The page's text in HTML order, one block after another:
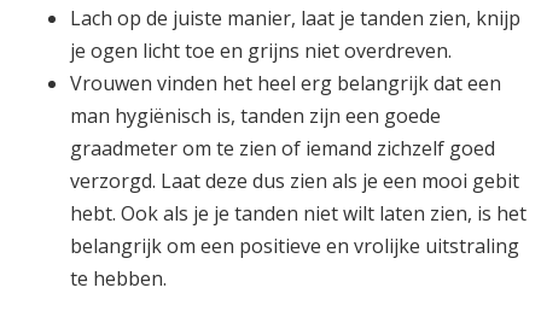
Lach op de juiste manier, laat je tanden zien, knijp
je ogen licht toe en grijns niet overdreven.
Vrouwen vinden het heel erg belangrijk dat een
man hygiënisch is, tanden zijn een goede
graadmeter om te zien of iemand zichzelf goed
verzorgd. Laat deze dus zien als je een mooi gebit
hebt. Ook als je je tanden niet wilt laten zien, is het
belangrijk om een positieve en vrolijke uitstraling
te hebben.